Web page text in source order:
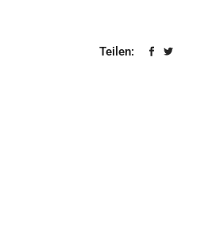
Teilen: